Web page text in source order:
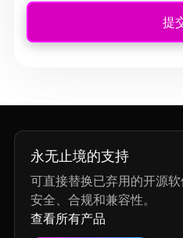
永无止境的支持
可直接替换已弃用的开源
安全、合规和兼容性。
查看所有产品